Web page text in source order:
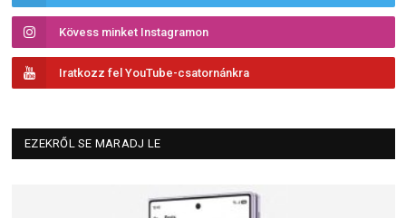
Kövess minket Instagramon
Iratkozz fel YouTube-csatornánkra
EZEKRŐL SE MARADJ LE